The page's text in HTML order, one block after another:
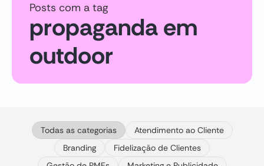
Posts com a tag
propaganda em
outdoor
Todas as categorias
Atendimento ao Cliente
Branding
Fidelização de Clientes